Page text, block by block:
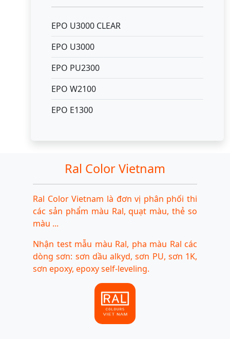
EPO U3000 CLEAR
EPO U3000
EPO PU2300
EPO W2100
EPO E1300
Ral Color Vietnam
Ral Color Vietnam là đơn vị phân phối thi
các sản phẩm màu Ral, quạt màu, thẻ so
màu ...
Nhận test mẫu màu Ral, pha màu Ral các
dòng sơn: sơn dầu alkyd, sơn PU, sơn 1K,
sơn epoxy, epoxy self-leveling.